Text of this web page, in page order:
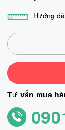
Hướng
Tư vấn mua